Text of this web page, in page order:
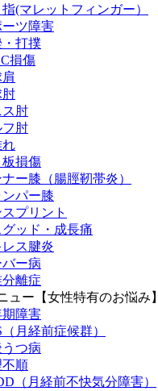
(マレットフィンガー）
ーツ障害
打撲
損傷
肘
ス肘
フ肘
れ
損傷
ー膝（腸脛靭帯炎）
ンパー膝
スプリント
グッド・成長痛
レス腱炎
バー病
分離症
ュー【女性特有のお悩み】
障害
（月経前症候群）
うつ病
順
（月経前不快気分障害）